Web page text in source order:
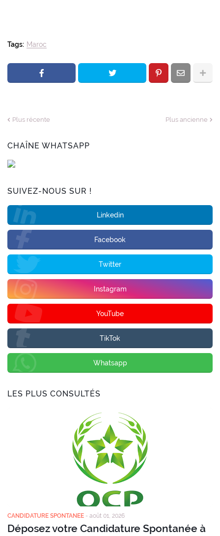
Tags: Maroc
Plus récente Plus ancienne
CHAÎNE WHATSAPP
SUIVEZ-NOUS SUR !
Linkedin
Facebook
Twitter
Instagram
YouTube
TikTok
Whatsapp
LES PLUS CONSULTÉS
CANDIDATURE SPONTANEE - août 01, 2026
Déposez votre Candidature Spontanée à